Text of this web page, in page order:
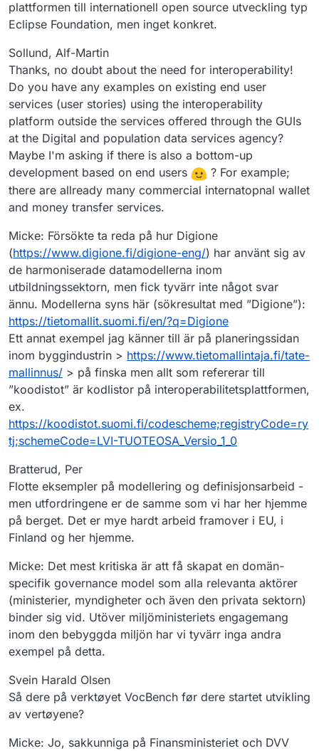
plattformen till internationell open source utveckling typ
Eclipse Foundation, men inget konkret.
Sollund, Alf-Martin
Thanks, no doubt about the need for interoperability!
Do you have any examples on existing end user
services (user stories) using the interoperability
platform outside the services offered through the GUIs
at the Digital and population data services agency?
Maybe I'm asking if there is also a bottom-up
development based on end users
? For example;
there are allready many commercial internatopnal wallet
and money transfer services.
Micke: Försökte ta reda på hur Digione
(https://www.digione.fi/digione-eng/) har använt sig av
de harmoniserade datamodellerna inom
utbildningssektorn, men fick tyvärr inte något svar
ännu. Modellerna syns här (sökresultat med ”Digione”):
https://tietomallit.suomi.fi/en/?q=Digione
Ett annat exempel jag känner till är på planeringssidan
inom byggindustrin > https://www.tietomallintaja.fi/tate-
mallinnus/ > på finska men allt som refererar till
”koodistot” är kodlistor på interoperabilitetsplattformen,
ex.
https://koodistot.suomi.fi/codescheme;registryCode=ry
tj;schemeCode=LVI-TUOTEOSA_Versio_1_0
Bratterud, Per
Flotte eksempler på modellering og definisjonsarbeid -
men utfordringene er de samme som vi har her hjemme
på berget. Det er mye hardt arbeid framover i EU, i
Finland og her hjemme.
Micke: Det mest kritiska är att få skapat en domän-
specifik governance model som alla relevanta aktörer
(ministerier, myndigheter och även den privata sektorn)
binder sig vid. Utöver miljöministeriets engagemang
inom den bebyggda miljön har vi tyvärr inga andra
exempel på detta.
Svein Harald Olsen
Så dere på verktøyet VocBench før dere startet utvikling
av vertøyene?
Micke: Jo, sakkunniga på Finansministeriet och DVV